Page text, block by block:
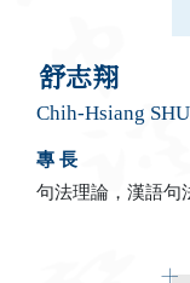
舒志翔
Chih-Hsiang SHU
專 長
句法理論，漢語句